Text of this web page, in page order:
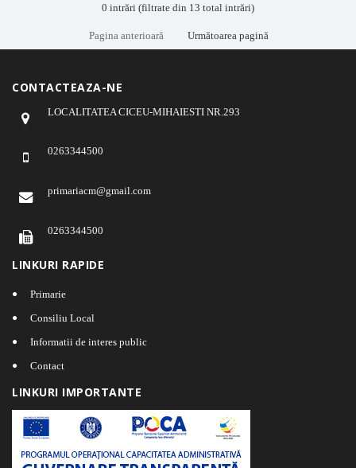
0 intrări (filtrate din 13 total intrări)
Pagina anterioară Următoarea pagină
CONTACTEAZA-NE
LOCALITATEA CICEU-MIHAIESTI NR.293
0263344500
primariacm@gmail.com
0263344500
LINKURI RAPIDE
Primarie
Consiliu Local
Informatii de interes public
Contact
LINKURI IMPORTANTE